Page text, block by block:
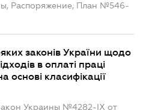
Распоряжение, План №546-
законів України щодо
в оплаті праці
основі класифікації
Украины №4282-IX от